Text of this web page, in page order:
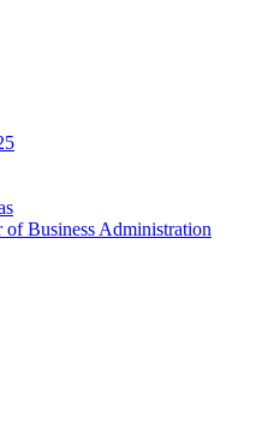
Business Administration